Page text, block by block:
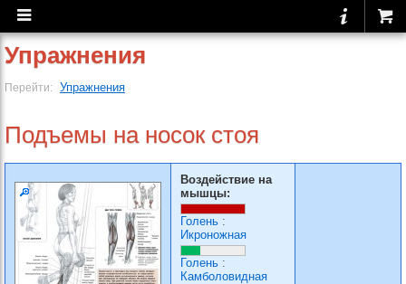
Упражнения
Перейти: Упражнения
Подъемы на носок стоя
Воздействие на
мышцы:
Голень :
Икроножная
Голень :
Камболовидная